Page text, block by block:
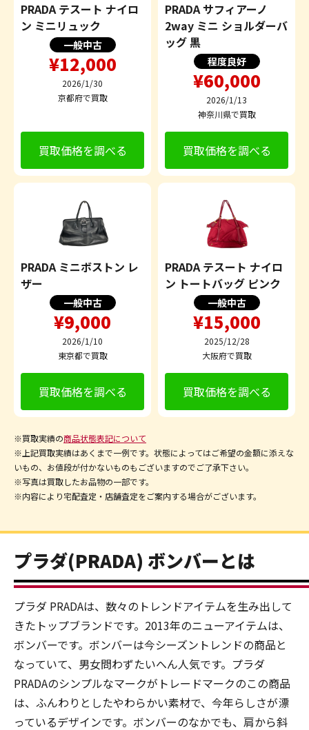
PRADA テスート ナイロ
ン ミニリュック
一般中古
¥12,000
2026/1/30
京都府で買取
買取価格を調べる
PRADA サフィアーノ
2way ミニ ショルダーバ
ッグ 黒
程度良好
¥60,000
2026/1/13
神奈川県で買取
買取価格を調べる
PRADA ミニボストン レ
ザー
一般中古
¥9,000
2026/1/10
東京都で買取
買取価格を調べる
PRADA テスート ナイロ
ン トートバッグ ピンク
一般中古
¥15,000
2025/12/28
大阪府で買取
買取価格を調べる
※買取実績の商品状態表記について
※上記買取実績はあくまで一例です。状態によってはご希望の金額に添えな
いもの、お値段が付かないものもございますのでご了承下さい。
※写真は買取したお品物の一部です。
※内容により宅配査定・店舗査定をご案内する場合がございます。
プラダ(PRADA) ボンバーとは
プラダ PRADAは、数々のトレンドアイテムを生み出して
きたトップブランドです。2013年のニューアイテムは、
ボンバーです。ボンバーは今シーズントレンドの商品と
なっていて、男女問わずたいへん人気です。プラダ
PRADAのシンプルなマークがトレードマークのこの商品
は、ふんわりとしたやわらかい素材で、今年らしさが漂
っているデザインです。ボンバーのなかでも、肩から斜